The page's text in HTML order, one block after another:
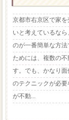
京都市右京区で家
いと考えているな
のが一番簡単な方
ためには、複数の
す。でも、かなり
のテクニックが必
が不動...